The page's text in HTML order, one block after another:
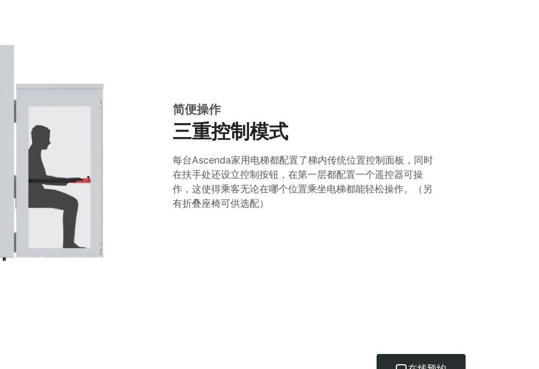
简便操作
三重控制模式
每台Ascenda家用电梯都配置了梯内传统位置控制面板，同时
在扶手处还设立控制按钮，在第一层都配置一个遥控器可操
作，这使得乘客无论在哪个位置乘坐电梯都能轻松操作。（另
有折叠座椅可供选配）